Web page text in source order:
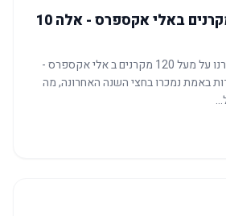
בדקנו מעל 120 מקרנים באלי אקספרס - אלה 10
לפני שבחרנו, בדקנו. עברנו על מעל 120 מקרנים ב אלי אקספרס -
באמת נמכרו בחצי השנה האחרונה, מה